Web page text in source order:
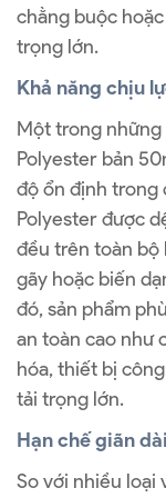
chằng buộc
trọng lớn.
Khả năng chịu
Một trong những
Polyester bản
độ ổn định trong
Polyester được
đều trên toàn bộ
gãy hoặc biến
đó, sản phẩm
an toàn cao như
hóa, thiết bị
tải trọng lớn.
Hạn chế giãn
So với nhiều loại